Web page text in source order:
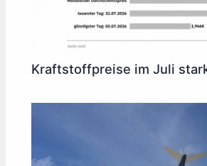
Kraftstoffpreise im Juli